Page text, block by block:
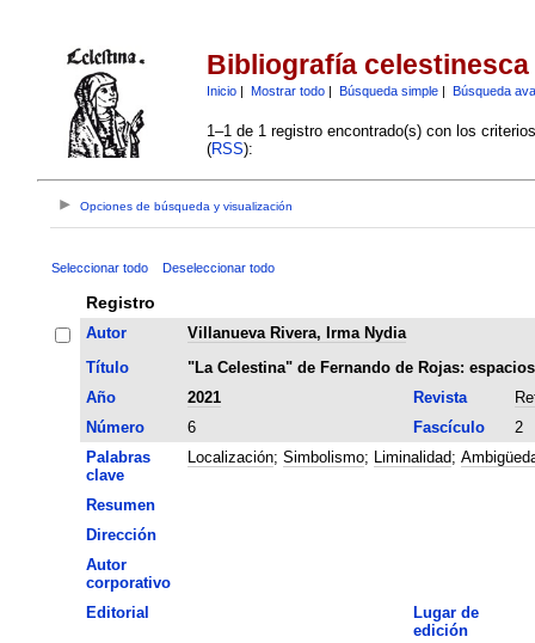
Bibliografía celestinesca
Inicio| Mostrar todo| Búsqueda simple| Búsqueda
1–1 de 1 registro encontrado(s) con los
(RSS):
Opciones de búsqueda y visualización
Seleccionar todo Deseleccionar todo
Registro
Autor
Villanueva Rivera, Irma Nydia
Título
"La Celestina" de Fernando de Rojas:
Año
2021 Revista
Número
6 Fascículo
2
Palabras
clave
Localización; Simbolismo; Liminalidad;
Resumen
Dirección
Autor
corporativo
Editorial
Lugar de
edición